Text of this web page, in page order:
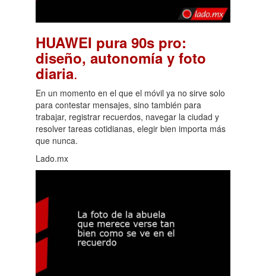
HUAWEI pura 90s pro:
diseño, autonomía y foto
diaria.
En un momento en el que el móvil ya no sirve solo
para contestar mensajes, sino también para
trabajar, registrar recuerdos, navegar la ciudad y
resolver tareas cotidianas, elegir bien importa más
que nunca.
Lado.mx